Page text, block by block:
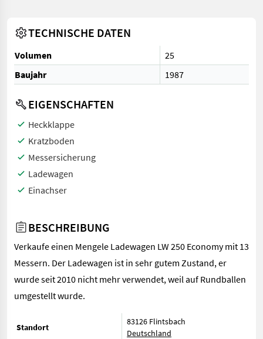
TECHNISCHE DATEN
Volumen
25
Baujahr
1987
EIGENSCHAFTEN
Heckklappe
Kratzboden
Messersicherung
Ladewagen
Einachser
BESCHREIBUNG
Verkaufe einen Mengele Ladewagen LW 250 Economy mit 13
Messern. Der Ladewagen ist in sehr gutem Zustand, er
wurde seit 2010 nicht mehr verwendet, weil auf Rundballen
umgestellt wurde.
Standort
83126 Flintsbach
Deutschland